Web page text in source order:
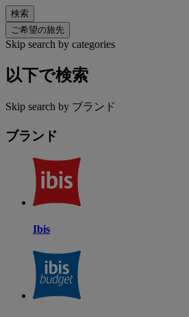
検索
ご希望の旅先
Skip search by categories
以下で検索
Skip search by ブランド
ブランド
Ibis